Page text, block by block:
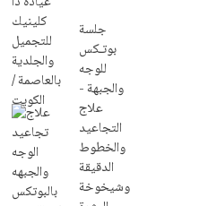
جلسة
بوتـكس
للوجه
والجبهة -
علاج
التجاعيد
والخطوط
الدقيقة
وشيخوخة